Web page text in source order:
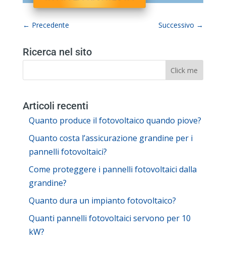
← Precedente Successivo →
Ricerca nel sito
Articoli recenti
Quanto produce il fotovoltaico quando piove?
Quanto costa l’assicurazione grandine per i
pannelli fotovoltaici?
Come proteggere i pannelli fotovoltaici dalla
grandine?
Quanto dura un impianto fotovoltaico?
Quanti pannelli fotovoltaici servono per 10
kW?